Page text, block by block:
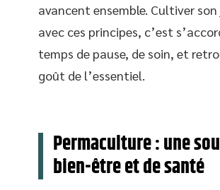
avancent ensemble. Cultiver
avec ces principes, c’est
temps de pause, de soin, et
goût de l’essentiel.
Permaculture : une
bien-être et de santé